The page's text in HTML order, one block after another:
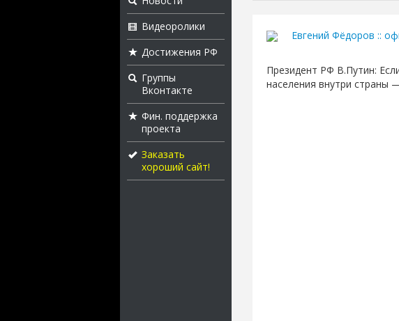
Видеоролики
Достижения РФ
Группы
Вконтакте
Фин. поддержка
проекта
Заказать
хороший сайт!
Евгений Фёдоров ::
Президент РФ В.Путин:
населения внутри страны